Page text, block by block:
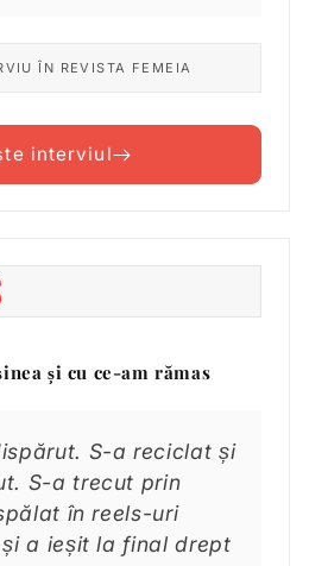
ÎN REVISTA FEMEIA
interviul
și cu ce-am rămas
S-a reciclat și
S-a trecut prin
în reels-uri
a ieșit la final drept